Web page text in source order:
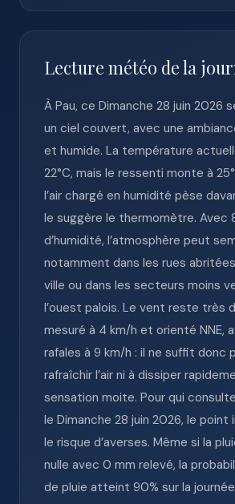
Lecture météo de la
À Pau, ce Dimanche 28 juin 2026
un ciel couvert, avec une
et humide. La température
22°C, mais le ressenti monte à
l’air chargé en humidité pèse
le suggère le thermomètre. Avec
d’humidité, l’atmosphère peut
notamment dans les rues
ville ou dans les secteurs moins
l’ouest palois. Le vent reste très
mesuré à 4 km/h et orienté NNE,
rafales à 9 km/h : il ne suffit donc
rafraîchir l’air ni à dissiper
sensation moite. Pour qui
le Dimanche 28 juin 2026, le
le risque d’averses. Même si la
nulle avec 0 mm relevé, la
de pluie atteint 90% sur la